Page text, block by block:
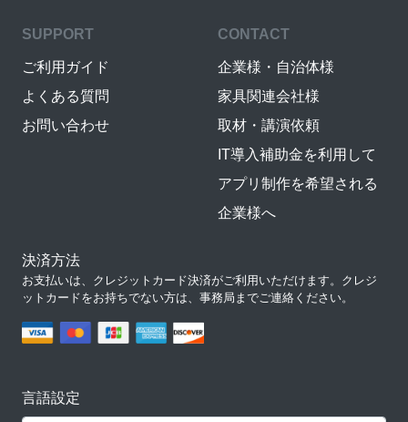
SUPPORT
ご利用ガイド
よくある質問
お問い合わせ
CONTACT
企業様・自治体様
家具関連会社様
取材・講演依頼
IT導入補助金を利用して
アプリ制作を希望される
企業様へ
決済方法
お支払いは、クレジットカード決済がご利用いただけます。クレジ
ットカードをお持ちでない方は、事務局までご連絡ください。
言語設定